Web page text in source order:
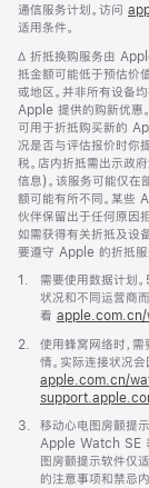
通信服务计划。访问
适用条件。
脚
注
∆ 折抵换购服务由
抵金额可能低于预估价
或地区。并非所有设备
Apple 提供的购新优惠
可用于折抵购买新的
况是否与评估报价时你
税。店内折抵需出示政
信息)。该服务可能仅
额可能有所不同。某些
伙伴保留出于任何原因
如需获得有关折抵及设
要遵守 Apple 的折抵服
脚
1.
需要使用数据计划
状况和不同运营商
看
脚
2.
使用蜂窝网络时，
情。实际连接状况
apple.com.cn/
脚
3.
移动心电图房颤提
Apple Watch SE
图房颤提示软件仅
的注意事项和禁忌内